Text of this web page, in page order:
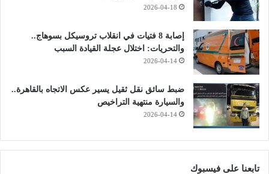
2026-04-18
إصابة 8 فتيات في انقلاب تروسيكل بسوهاج..
والتحريات: اختلال عجلة القيادة السبب
2026-04-14
ضبط سائق نقل ثقيل يسير عكس الاتجاه بالقاهرة..
والسيارة منتهية التراخيص
2026-04-14
تابعنا على فيسبوك